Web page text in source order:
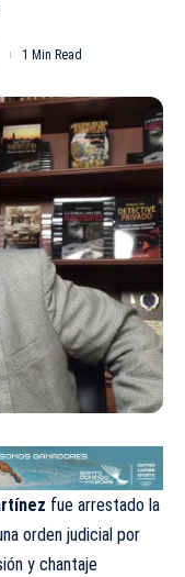
1 Min Read
fue arrestado la
orden judicial por
y chantaje